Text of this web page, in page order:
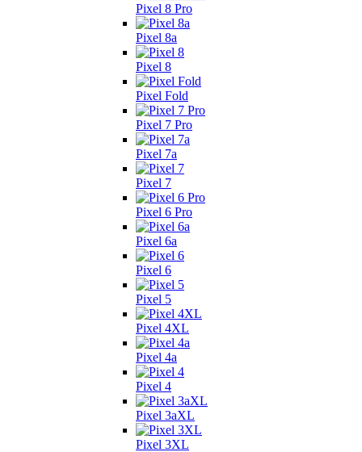
Pixel 8 Pro
Pixel 8a
Pixel 8
Pixel Fold
Pixel 7 Pro
Pixel 7a
Pixel 7
Pixel 6 Pro
Pixel 6a
Pixel 6
Pixel 5
Pixel 4XL
Pixel 4a
Pixel 4
Pixel 3aXL
Pixel 3XL